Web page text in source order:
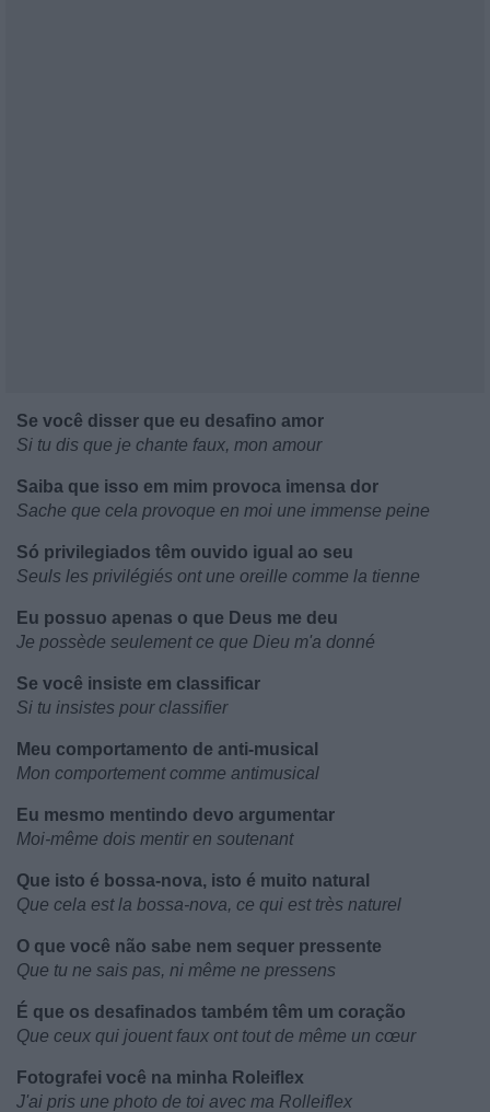
Se você disser que eu desafino amor
Si tu dis que je chante faux, mon amour
Saiba que isso em mim provoca imensa dor
Sache que cela provoque en moi une immense peine
Só privilegiados têm ouvido igual ao seu
Seuls les privilégiés ont une oreille comme la tienne
Eu possuo apenas o que Deus me deu
Je possède seulement ce que Dieu m'a donné
Se você insiste em classificar
Si tu insistes pour classifier
Meu comportamento de anti-musical
Mon comportement comme antimusical
Eu mesmo mentindo devo argumentar
Moi-même dois mentir en soutenant
Que isto é bossa-nova, isto é muito natural
Que cela est la bossa-nova, ce qui est très naturel
O que você não sabe nem sequer pressente
Que tu ne sais pas, ni même ne pressens
É que os desafinados também têm um coração
Que ceux qui jouent faux ont tout de même un cœur
Fotografei você na minha Roleiflex
J'ai pris une photo de toi avec ma Rolleiflex